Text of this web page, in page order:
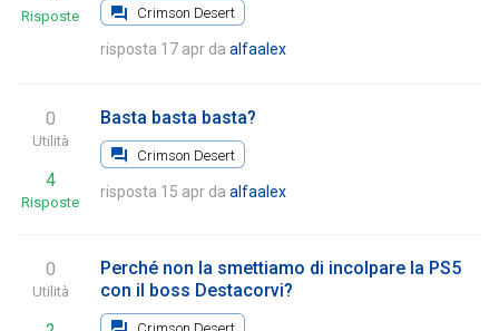
Risposte Crimson Desert
risposta 17 apr da alfaalex
0
Utilità
4
Risposte
Basta basta basta?
Crimson Desert
risposta 15 apr da alfaalex
0
Utilità
Perché non la smettiamo di incolpare la PS5
con il boss Destacorvi?